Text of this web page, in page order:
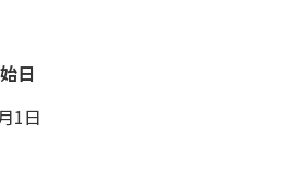
日
1日